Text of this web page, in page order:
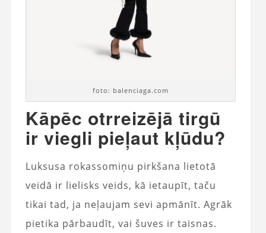
foto: balenciaga.com
Kāpēc otrreizējā tirgū
ir viegli pieļaut kļūdu?
Luksusa rokassomiņu pirkšana lietotā
veidā ir lielisks veids, kā ietaupīt, taču
tikai tad, ja neļaujam sevi apmānīt. Agrāk
pietika pārbaudīt, vai šuves ir taisnas.